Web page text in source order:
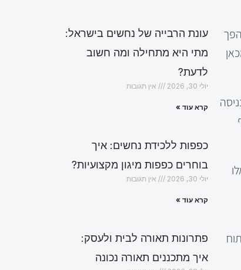
עונת הרבייה של נחשים בישראל:
מתי היא מתחילה ומה חשוב
לדעת?
יולי 30, 2026 אין תגובות
קרא עוד »
כפפות ללכידת נחשים: איך
בוחרים כפפות מיגון מקצועיות?
יולי 30, 2026 אין תגובות
קרא עוד »
פתרונות תאורה לבית ולעסק:
איך מתכננים תאורה נכונה